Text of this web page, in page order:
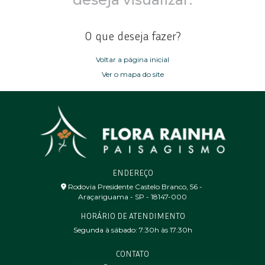
O que deseja fazer?
Voltar a página inicial
Ver o mapa do site
ENDEREÇO
Rodovia Presidente Castelo Branco, 56 - ㅤ
Araçariguama - SP - 18147-000
HORÁRIO DE ATENDIMENTO
Segunda à sábado: 7:30h às 17:30h
CONTATO